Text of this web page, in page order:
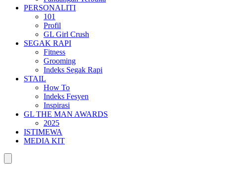
PERSONALITI
101
Profil
GL Girl Crush
SEGAK RAPI
Fitness
Grooming
Indeks Segak Rapi
STAIL
How To
Indeks Fesyen
Inspirasi
GL THE MAN AWARDS
2025
ISTIMEWA
MEDIA KIT